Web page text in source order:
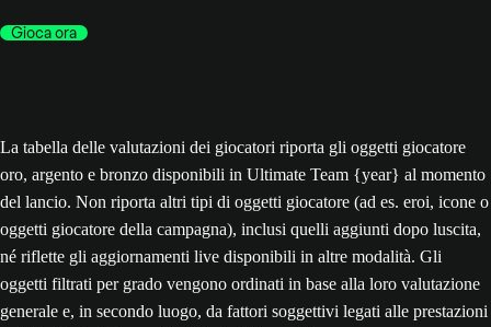
Gioca ora
La tabella delle valutazioni dei giocatori riporta gli oggetti giocatore
oro, argento e bronzo disponibili in Ultimate Team {year} al momento
del lancio. Non riporta altri tipi di oggetti giocatore (ad es. eroi, icone o
oggetti giocatore della campagna), inclusi quelli aggiunti dopo luscita,
né riflette gli aggiornamenti live disponibili in altre modalità. Gli
oggetti filtrati per grado vengono ordinati in base alla loro valutazione
generale e, in secondo luogo, da fattori soggettivi legati alle prestazioni